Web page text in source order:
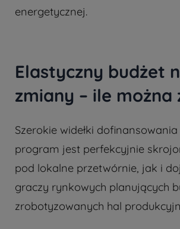
energetycznej.
Elastyczny budżet
zmiany – ile można
Szerokie widełki
program jest perfekcyjnie
pod lokalne przetwórnie, jak i
graczy rynkowych planujących
zrobotyzowanych hal